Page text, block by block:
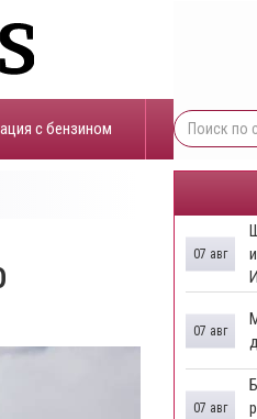
с бензином
07 авг
07 авг
07 авг